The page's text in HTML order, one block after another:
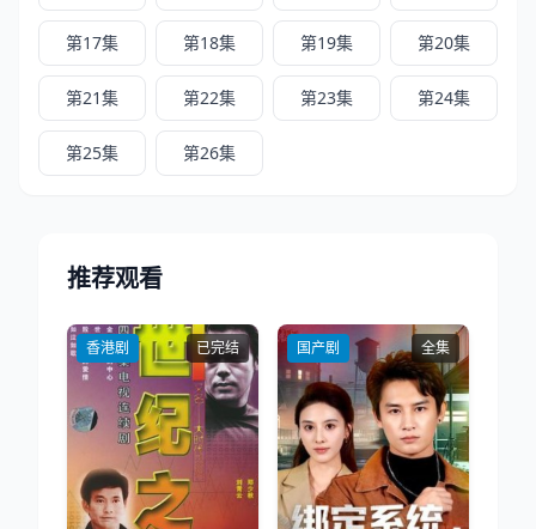
第17集 第18集 第19集 第20集
第21集 第22集 第23集 第24集
第25集 第26集
推荐观看
香港剧 已完结 国产剧 全集